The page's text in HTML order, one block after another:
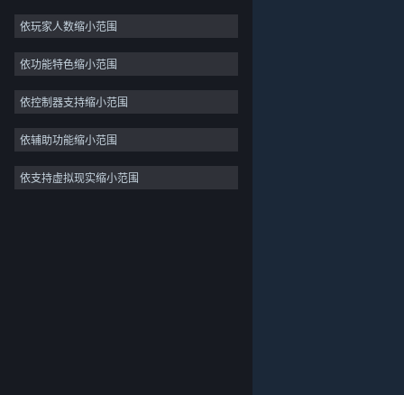
关于蒸汽平台|退款政策|软件许可服务协议
个人信息保护政策|个人信息出境告知书|
独立
休闲
模拟
竞速
体育
视频制作
依玩家人数缩小范围
依功能特色缩小范围
依控制器支持缩小范围
依辅助功能缩小范围
依支持虚拟现实缩小范围